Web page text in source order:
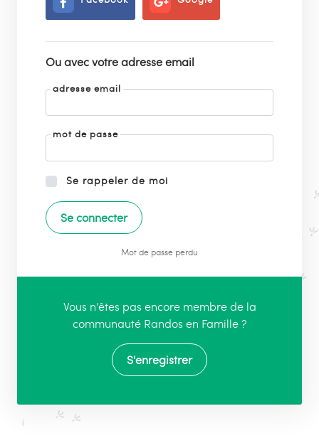
Ou avec votre adresse email
adresse email
mot de passe
Se rappeler de moi
Mot de passe perdu
Vous n'êtes pas encore membre de la
communauté Randos en Famille ?
S'enregistrer